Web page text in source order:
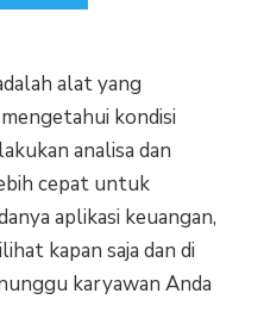
alat yang
kondisi
analisa dan
cepat untuk
aplikasi keuangan,
kapan saja dan di
karyawan Anda